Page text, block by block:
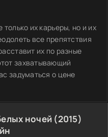
их карьеры, но и их
все препятствия
их по разные
захватывающий
задуматься о цене
ночей (2015)